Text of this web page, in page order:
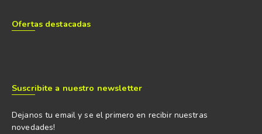
Ofertas destacadas
Suscribite a nuestro newsletter
Dejanos tu email y se el primero en recibir nuestras
novedades!